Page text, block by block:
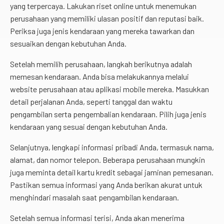
yang terpercaya. Lakukan riset online untuk menemukan
perusahaan yang memiliki ulasan positif dan reputasi baik.
Periksa juga jenis kendaraan yang mereka tawarkan dan
sesuaikan dengan kebutuhan Anda.
Setelah memilih perusahaan, langkah berikutnya adalah
memesan kendaraan. Anda bisa melakukannya melalui
website perusahaan atau aplikasi mobile mereka. Masukkan
detail perjalanan Anda, seperti tanggal dan waktu
pengambilan serta pengembalian kendaraan. Pilih juga jenis
kendaraan yang sesuai dengan kebutuhan Anda.
Selanjutnya, lengkapi informasi pribadi Anda, termasuk nama,
alamat, dan nomor telepon. Beberapa perusahaan mungkin
juga meminta detail kartu kredit sebagai jaminan pemesanan.
Pastikan semua informasi yang Anda berikan akurat untuk
menghindari masalah saat pengambilan kendaraan.
Setelah semua informasi terisi, Anda akan menerima